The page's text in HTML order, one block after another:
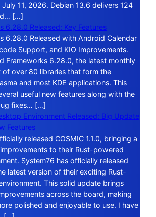
11, 2026. Debian 13.6 delivers 124
[…]
6.28.0 Released: Key Features
6.28.0 Released with Android Calendar
Support, and KIO Improvements.
Frameworks 6.28.0, the latest monthly
of over 80 libraries that form the
and most KDE applications. This
useful new features along with the
fixes… […]
Environment Released: Big Update
Features
released COSMIC 1.1.0, bringing a
to their Rust-powered
System76 has officially released
latest version of their exciting Rust-
This solid update brings
across the board, making
polished and enjoyable to use. I have